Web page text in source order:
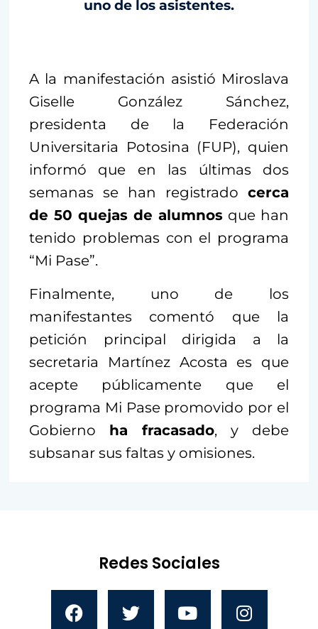
uno de los asistentes.
A la manifestación asistió Miroslava
Giselle González Sánchez,
presidenta de la Federación
Universitaria Potosina (FUP), quien
informó que en las últimas dos
semanas se han registrado cerca
de 50 quejas de alumnos que han
tenido problemas con el programa
“Mi Pase”.
Finalmente, uno de los
manifestantes comentó que la
petición principal dirigida a la
secretaria Martínez Acosta es que
acepte públicamente que el
programa Mi Pase promovido por el
Gobierno ha fracasado, y debe
subsanar sus faltas y omisiones.
Redes Sociales